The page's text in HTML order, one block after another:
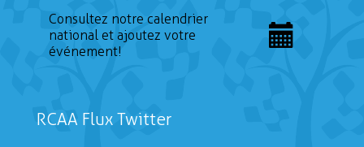
Consultez notre calendrier
national et ajoutez votre
événement!
RCAA Flux Twitter